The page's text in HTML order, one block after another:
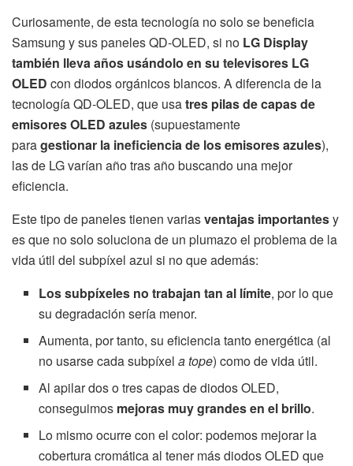
Curiosamente, de esta tecnología no solo se beneficia
Samsung y sus paneles QD-OLED, si no LG Display
también lleva años usándolo en su televisores LG
OLED con diodos orgánicos blancos. A diferencia de la
tecnología QD-OLED, que usatres pilas de capas de
emisores OLED azules (supuestamente
paragestionar la ineficiencia de los emisores azules),
las de LG varían año tras año buscando una mejor
eficiencia.
Este tipo de paneles tienen variasventajas importantesy
es que no solo soluciona de un plumazo el problema de la
vida útil del subpíxel azul si no que además:
Los subpíxeles no trabajan tan al límite, por lo que
su degradación sería menor.
Aumenta, por tanto, su eficiencia tanto energética (al
no usarse cada subpíxela tope) como de vida útil.
Al apilar dos o tres capas de diodos OLED,
conseguimos mejoras muy grandes en el brillo.
Lo mismo ocurre con el color: podemos mejorar la
cobertura cromática al tener más diodos OLED que